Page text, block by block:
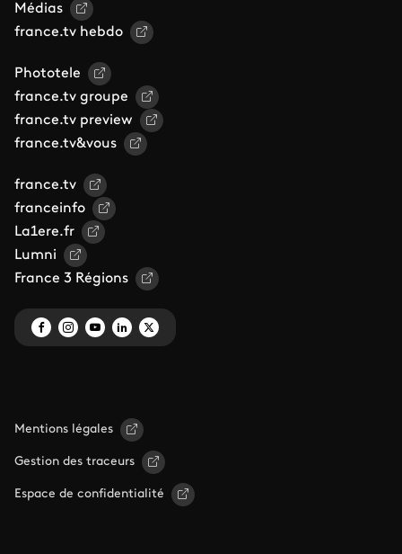
Médias
france.tv hebdo
Phototele
france.tv groupe
france.tv preview
france.tv&vous
france.tv
franceinfo
La1ere.fr
Lumni
France 3 Régions
Mentions légales
Gestion des traceurs
Espace de confidentialité